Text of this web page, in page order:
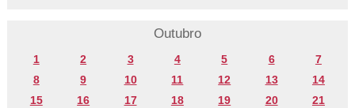
Outubro
1 2 3 4 5 6
7
8
9 10 11 12 13
14
15
16 17 18 19 20
21